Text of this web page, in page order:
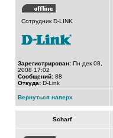
Сотрудник D-LINK
Зарегистрирован: Пн дек 08,
2008 17:02
Сообщений: 88
Откуда: D-Link
Вернуться наверх
Scharf